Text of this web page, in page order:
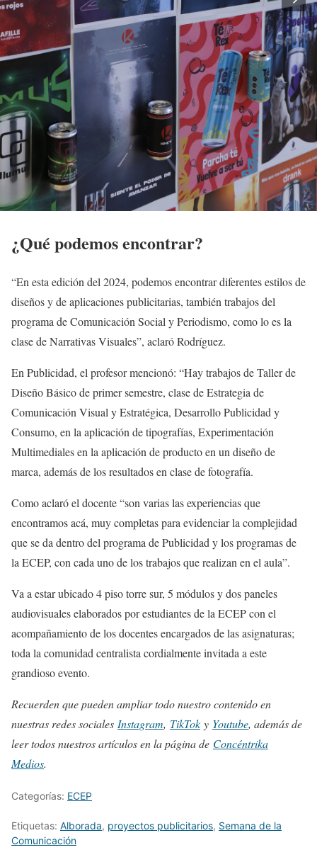
¿Qué podemos encontrar?
“En esta edición del 2024, podemos encontrar diferentes estilos de
diseños y de aplicaciones publicitarias, también trabajos del
programa de Comunicación Social y Periodismo, como lo es la
clase de Narrativas Visuales”, aclaró Rodríguez.
En Publicidad, el profesor mencionó: “Hay trabajos de Taller de
Diseño Básico de primer semestre, clase de Estrategia de
Comunicación Visual y Estratégica, Desarrollo Publicidad y
Consumo, en la aplicación de tipografías, Experimentación
Multimediales en la aplicación de producto en un diseño de
marca, además de los resultados en clase de fotografía.
Como aclaró el docente “son varias las experiencias que
encontramos acá, muy completas para evidenciar la complejidad
que se da dentro del programa de Publicidad y los programas de
la ECEP, con cada uno de los trabajos que realizan en el aula”.
Va a estar ubicado 4 piso torre sur, 5 módulos y dos paneles
audiovisuales elaborados por estudiantes de la ECEP con el
acompañamiento de los docentes encargados de las asignaturas;
toda la comunidad centralista cordialmente invitada a este
grandioso evento.
Recuerden que pueden ampliar todo nuestro contenido en
nuestras redes sociales Instagram, TikTok y Youtube, además de
leer todos nuestros artículos en la página de Concéntrika
Medios.
Categorías: ECEP
Etiquetas: Alborada, proyectos publicitarios, Semana de la
Comunicación